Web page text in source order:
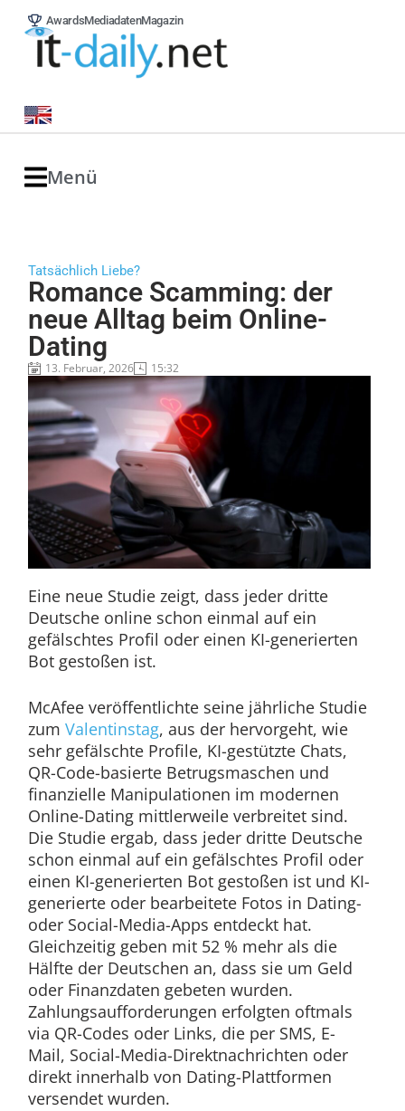
AwardsMediadatenMagazin
Menü
Tatsächlich Liebe?
Romance Scamming: der
neue Alltag beim Online-
Dating
13. Februar, 2026 15:32
Eine neue Studie zeigt, dass jeder dritte
Deutsche online schon einmal auf ein
gefälschtes Profil oder einen KI-generierten
Bot gestoßen ist.
McAfee veröffentlichte seine jährliche Studie
zum Valentinstag, aus der hervorgeht, wie
sehr gefälschte Profile, KI-gestützte Chats,
QR-Code-basierte Betrugsmaschen und
finanzielle Manipulationen im modernen
Online-Dating mittlerweile verbreitet sind.
Die Studie ergab, dass jeder dritte Deutsche
schon einmal auf ein gefälschtes Profil oder
einen KI-generierten Bot gestoßen ist und KI-
generierte oder bearbeitete Fotos in Dating-
oder Social-Media-Apps entdeckt hat.
Gleichzeitig geben mit 52 % mehr als die
Hälfte der Deutschen an, dass sie um Geld
oder Finanzdaten gebeten wurden.
Zahlungsaufforderungen erfolgten oftmals
via QR-Codes oder Links, die per SMS, E-
Mail, Social-Media-Direktnachrichten oder
direkt innerhalb von Dating-Plattformen
versendet wurden.